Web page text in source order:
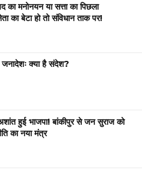
का मनोनयन या सत्ता का पिछला
का बेटा हो तो संविधान ताक पर!
जनादेशः क्या है संदेश?
हुई भाजपा! बांकीपुर से जन सुराज को
का नया मंत्र